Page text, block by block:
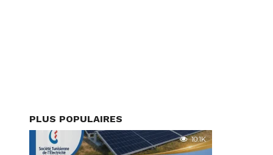
PLUS POPULAIRES
10.1K